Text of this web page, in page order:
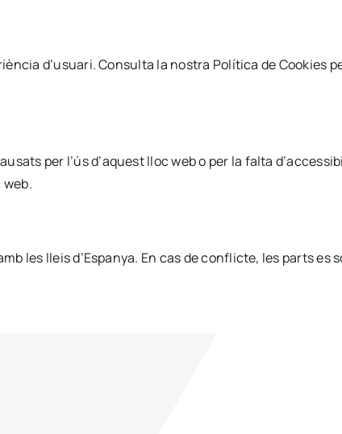
d’usuari. Consulta la nostra Política de Cookies
per l’ús d’aquest lloc web o per la falta
les lleis d’Espanya. En cas de conflicte, les parts